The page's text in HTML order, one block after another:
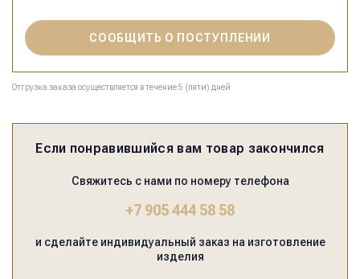
СООБЩИТЬ О ПОСТУПЛЕНИИ
Отгрузка заказа осуществляется в течение 5 (пяти) дней
Если понравившийся вам товар закончился
Свяжитесь с нами по номеру телефона
+7 905 444 58 58
и сделайте индивидуальный заказ на изготовление
изделия